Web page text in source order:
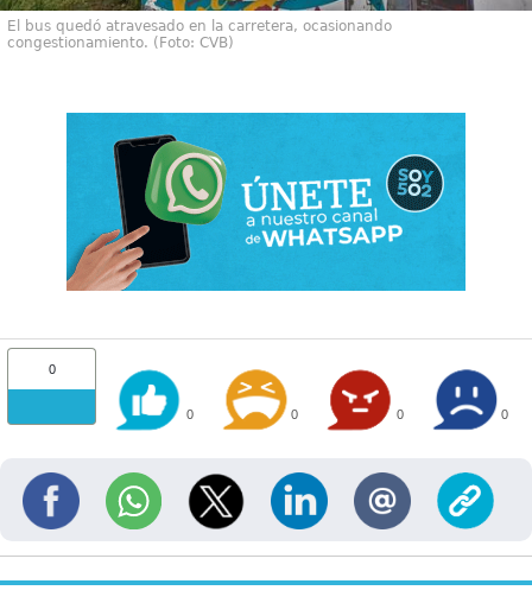
El bus quedó atravesado en la carretera, ocasionando
congestionamiento. (Foto: CVB)
0
0 0 0 0